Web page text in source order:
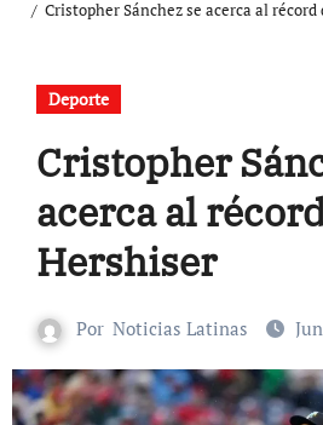
Cristopher Sánchez se acerca al récord
Deporte
Cristopher
acerca al
Hershiser
Por Noticias Latinas